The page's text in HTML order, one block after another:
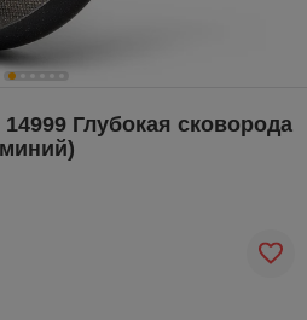
Глубокая сковорода